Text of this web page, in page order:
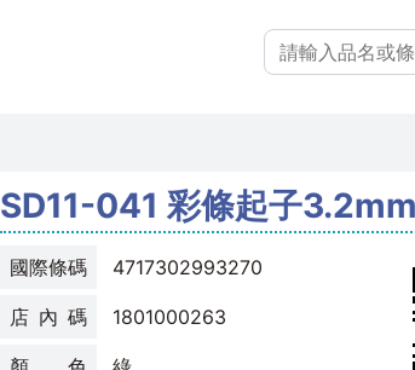
搜尋
SD11-041 彩條起子
國際條碼 4717302993270
店 內 碼 1801000263